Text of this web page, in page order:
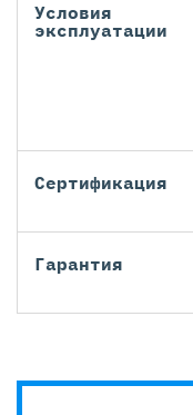
Условия
эксплуатации
Сертификация
Гарантия